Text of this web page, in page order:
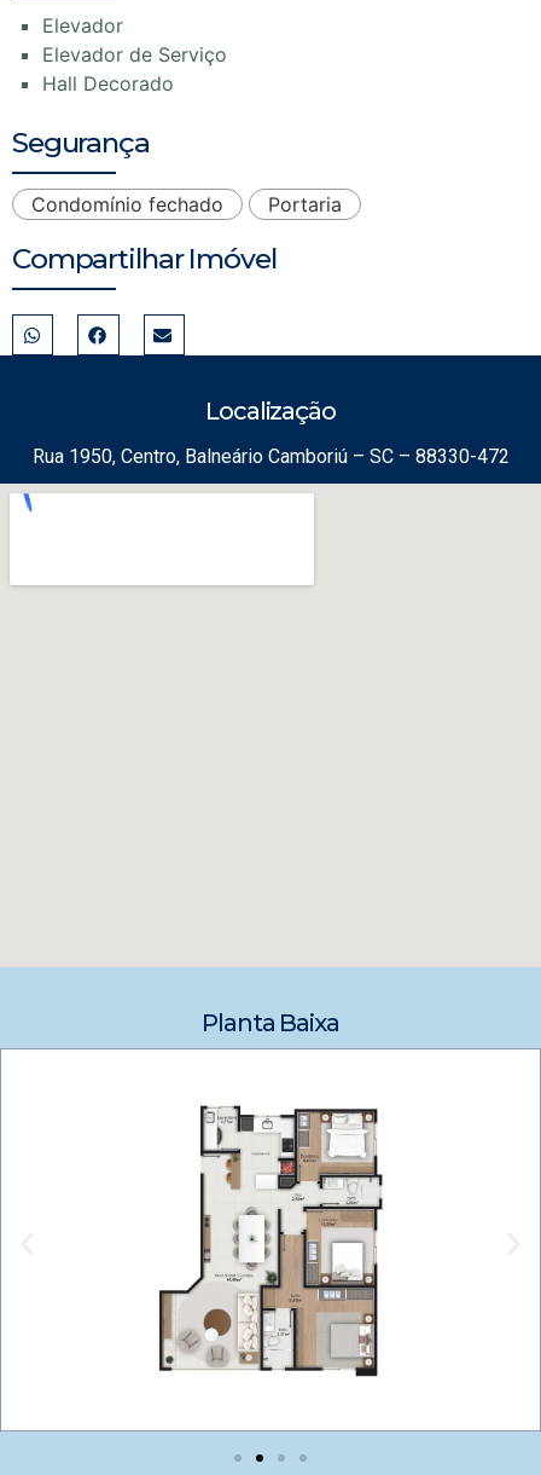
Elevador
Elevador de Serviço
Hall Decorado
Segurança
Condomínio fechado Portaria
Compartilhar Imóvel
Localização
Rua 1950, Centro, Balneário Camboriú – SC – 88330-472
Planta Baixa